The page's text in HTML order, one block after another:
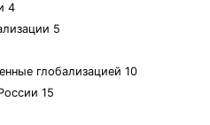
4
5
глобализацией 10
15